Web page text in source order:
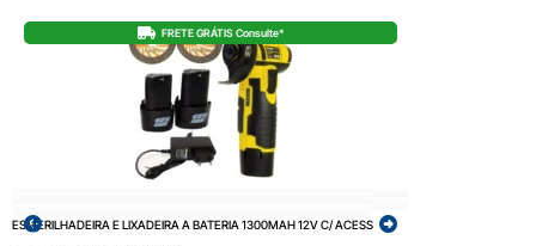
FRETE GRÁTIS Consulte*
ESMERILHADEIRA E LIXADEIRA A BATERIA 1300MAH 12V C/ ACESS